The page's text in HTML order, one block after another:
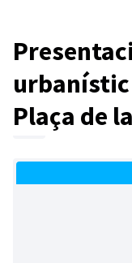
Plaça de